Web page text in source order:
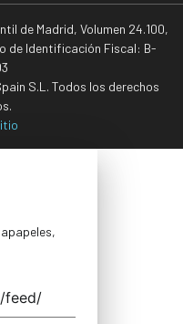
de Madrid, Volumen 24.100,
de Identificación Fiscal: B-
S.L. Todos los derechos